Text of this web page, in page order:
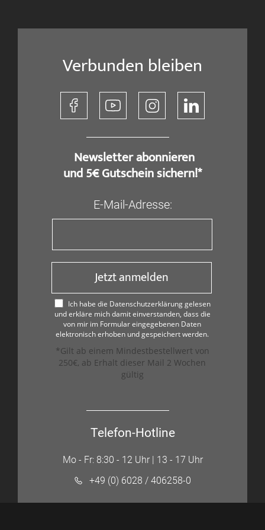
Verbunden bleiben
​ Newsletter abonnieren
und 5€ Gutschein sichern!*
E-Mail-Adresse:
Jetzt anmelden
Ich habe die Datenschutzerklärung gelesen
und erkläre mich damit einverstanden, dass die
von mir im Formular eingegebenen Daten
elektronisch erhoben und gespeichert werden.
*Gilt ab einem Mindestbestellwert von
250€, ab Erhalt dieser Mail 2 Wochen
gültig
Telefon-Hotline
Mo - Fr: 8:30 - 12 Uhr | 13 - 17 Uhr
+49 (0) 6028 / 406258-0